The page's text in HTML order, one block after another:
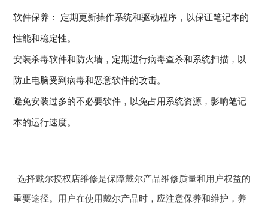
软件保养： 定期更新操作系统和驱动程序，以保证笔记本的
性能和稳定性。
安装杀毒软件和防火墙，定期进行病毒查杀和系统扫描，以
防止电脑受到病毒和恶意软件的攻击。
避免安装过多的不必要软件，以免占用系统资源，影响笔记
本的运行速度。
选择戴尔授权店维修是保障戴尔产品维修质量和用户权益的
重要途径。用户在使用戴尔产品时，应注意保养和维护，养